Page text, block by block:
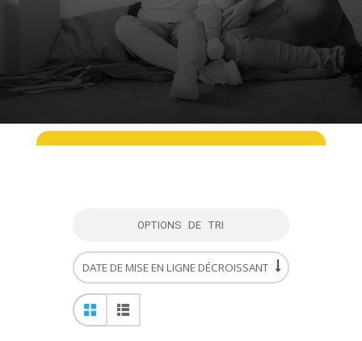
OPTIONS DE TRI